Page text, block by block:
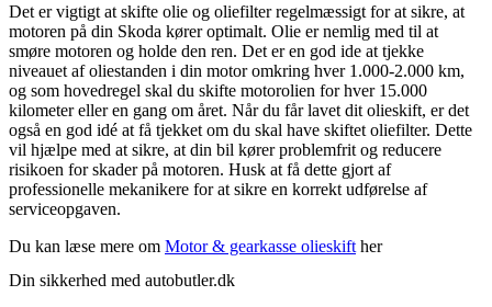
Det er vigtigt at skifte olie og oliefilter regelmæssigt for at sikre, at
motoren på din Skoda kører optimalt. Olie er nemlig med til at
smøre motoren og holde den ren. Det er en god ide at tjekke
niveauet af oliestanden i din motor omkring hver 1.000-2.000 km,
og som hovedregel skal du skifte motorolien for hver 15.000
kilometer eller en gang om året. Når du får lavet dit olieskift, er det
også en god idé at få tjekket om du skal have skiftet oliefilter. Dette
vil hjælpe med at sikre, at din bil kører problemfrit og reducere
risikoen for skader på motoren. Husk at få dette gjort af
professionelle mekanikere for at sikre en korrekt udførelse af
serviceopgaven.
Du kan læse mere om Motor & gearkasse olieskift her
Din sikkerhed med autobutler.dk